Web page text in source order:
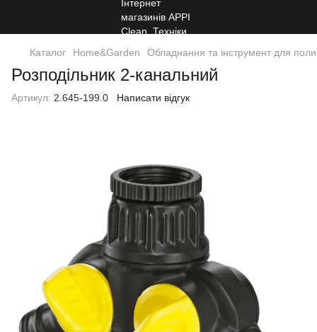
Каталог Home&Garden Обладнання та інструмент для
Розподільник 2-канальний
Артикул: 2.645-199.0 Написати відгук